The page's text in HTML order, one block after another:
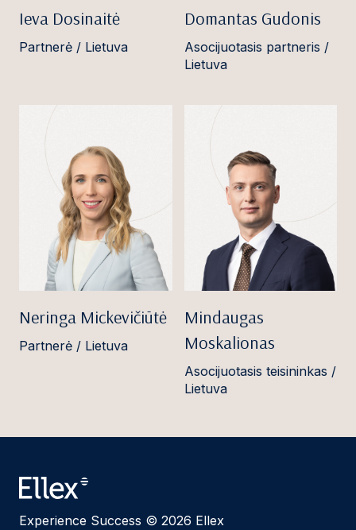
Ieva Dosinaitė
Partnerė / Lietuva
Domantas Gudonis
Asocijuotasis partneris /
Lietuva
Neringa Mickevičiūtė
Partnerė / Lietuva
Mindaugas
Moskalionas
Asocijuotasis teisininkas /
Lietuva
Experience Success © 2026 Ellex